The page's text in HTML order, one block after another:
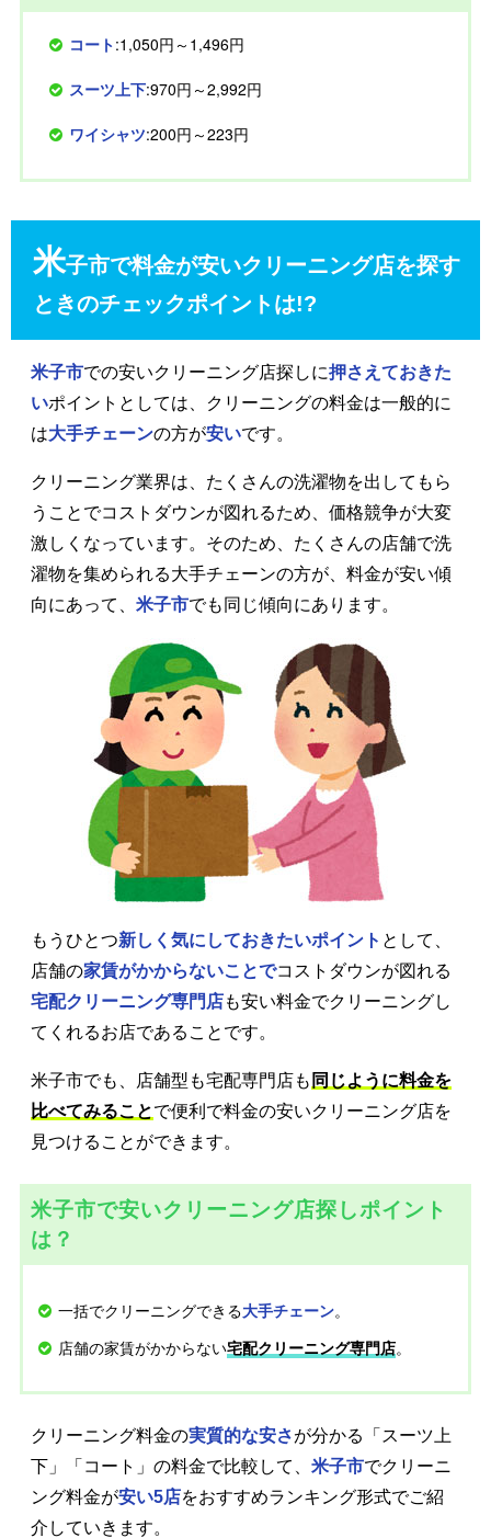
コート:1,050円～1,496円
スーツ上下:970円～2,992円
ワイシャツ:200円～223円
米子市で料金が安いクリーニング店を探す
ときのチェックポイントは!?
米子市での安いクリーニング店探しに押さえておきた
いポイントとしては、クリーニングの料金は一般的に
は大手チェーンの方が安いです。
クリーニング業界は、たくさんの洗濯物を出してもら
うことでコストダウンが図れるため、価格競争が大変
激しくなっています。そのため、たくさんの店舗で洗
濯物を集められる大手チェーンの方が、料金が安い傾
向にあって、 米子市でも同じ傾向にあります。
もうひとつ新しく気にしておきたいポイント として、
店舗の家賃がかからないことでコストダウンが図れる
宅配クリーニング専門店も安い料金でクリーニングし
てくれるお店であることです。
米子市でも、店舗型も宅配専門店も 同じように料金を
比べてみることで便利で料金の安いクリーニング店を
見つけることができます。
米子市で安いクリーニング店探しポイント
は？
一括でクリーニングできる大手チェーン。
店舗の家賃がかからない宅配クリーニング専門店。
クリーニング料金の実質的な安さが分かる「スーツ上
下」「コート」の料金で比較して、 米子市でクリーニ
ング料金が安い5店をおすすめランキング形式でご紹
介していきます。